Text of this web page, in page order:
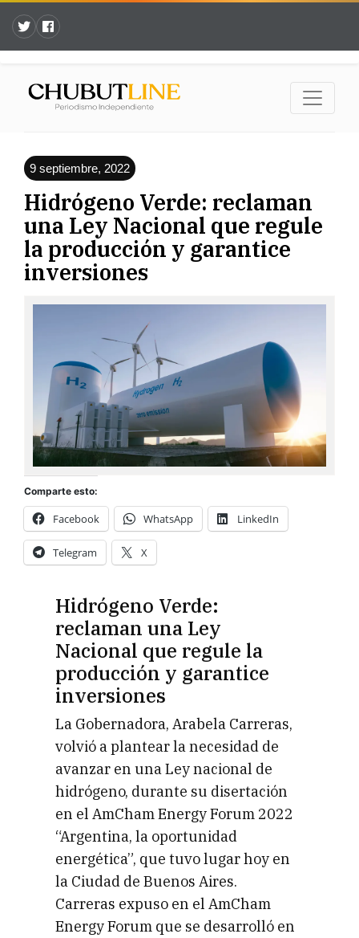
9 septiembre, 2022
Hidrógeno Verde: reclaman
una Ley Nacional que regule
la producción y garantice
inversiones
Comparte esto:
Facebook WhatsApp LinkedIn
Telegram X
Hidrógeno Verde:
reclaman una Ley
Nacional que regule la
producción y garantice
inversiones
La Gobernadora, Arabela Carreras,
volvió a plantear la necesidad de
avanzar en una Ley nacional de
hidrógeno, durante su disertación
en el AmCham Energy Forum 2022
“Argentina, la oportunidad
energética”, que tuvo lugar hoy en
la Ciudad de Buenos Aires.
Carreras expuso en el AmCham
Energy Forum que se desarrolló en